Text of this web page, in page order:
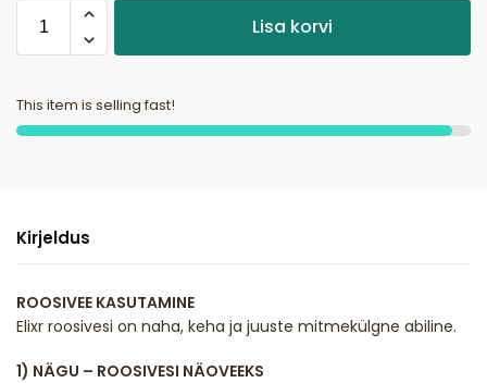
Lisa korvi
This item is selling fast!
Kirjeldus
ROOSIVEE KASUTAMINE
Elixr roosivesi on naha, keha ja juuste mitmekülgne abiline.
1) NÄGU – ROOSIVESI NÄOVEEKS